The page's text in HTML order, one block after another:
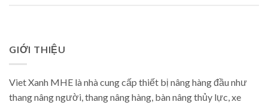
GIỚI THIỆU
Viet Xanh MHE là nhà cung cấp thiết bị nâng hàng đầu như
thang nâng người, thang nâng hàng, bàn nâng thủy lực, xe